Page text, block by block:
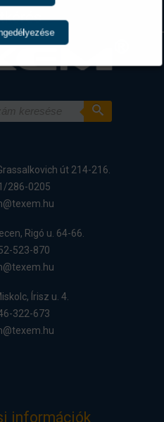
út 214-216.
286-0205
Rigó u. 64-66.
523-870
Írisz u. 4.
322-673
információk